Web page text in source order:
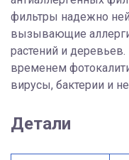
фильтры надежно
вызывающие
растений и
временем
вирусы, бактерии и
Детали